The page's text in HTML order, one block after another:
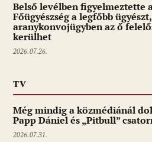
Belső levélben figyelmeztette
Főügyészség a legfőbb
aranykonvojügyben az ő
kerülhet
2026.07.26.
TV
Még mindig a közmédiánál
Papp Dániel és „Pitbull”
2026.07.31.